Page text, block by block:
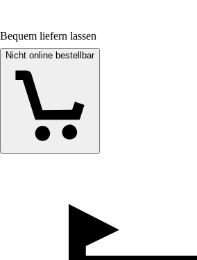
Bequem liefern lassen
Nicht online bestellbar